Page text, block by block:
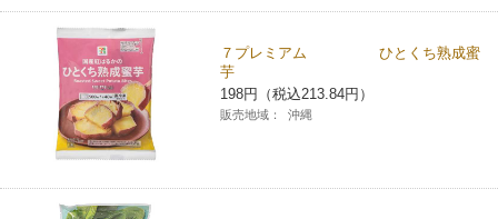
モバイルバッテリーシェアリング（店舗限定）
モバイルWi-Fiバッテリーシェアリング（店舗限定）
荷物預かりサービス「ecbocloakエクボクローク」（店舗限定）
セブン-イレブンの歴史
７プレミアム ひとくち熟成蜜
芋
198円（税込213.84円）
販売地域： 沖縄